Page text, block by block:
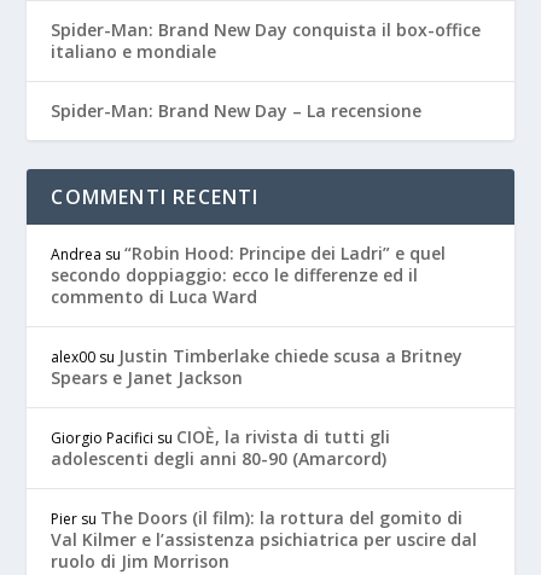
Spider-Man: Brand New Day conquista il box-office
italiano e mondiale
Spider-Man: Brand New Day – La recensione
COMMENTI RECENTI
Andrea su“Robin Hood: Principe dei Ladri” e quel
secondo doppiaggio: ecco le differenze ed il
commento di Luca Ward
alex00 su Justin Timberlake chiede scusa a Britney
Spears e Janet Jackson
Giorgio Pacifici su CIOÈ, la rivista di tutti gli
adolescenti degli anni 80-90 (Amarcord)
Pier su The Doors (il film): la rottura del gomito di
Val Kilmer e l’assistenza psichiatrica per uscire dal
ruolo di Jim Morrison